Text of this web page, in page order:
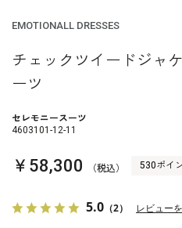
EMOTIONALL DRESSES
チェックツイードジャ
ーツ
セレモニースーツ
4603101-12-11
￥58,300 （税込） 530ポイ
5.0 （2） レビュー